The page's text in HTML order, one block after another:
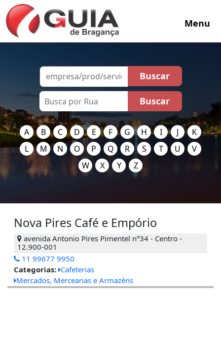
Menu
A B C D E F G H I J
K
L
M N O P Q R S T U
V
W
X Y Z
Nova Pires Café e Empório
avenida Antonio Pires Pimentel n°34 - Centro -
12.900-001
11 99677 9950
Categorias: Cafeterias
Mercados, Mercearias e Armazéns